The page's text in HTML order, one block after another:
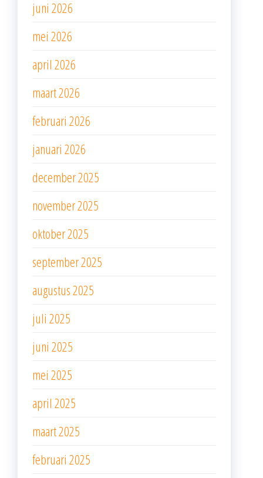
juni 2026
mei 2026
april 2026
maart 2026
februari 2026
januari 2026
december 2025
november 2025
oktober 2025
september 2025
augustus 2025
juli 2025
juni 2025
mei 2025
april 2025
maart 2025
februari 2025